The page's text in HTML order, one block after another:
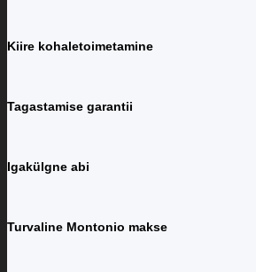
Kiire kohaletoimetamine
Tagastamise garantii
Igakülgne abi
Turvaline Montonio makse